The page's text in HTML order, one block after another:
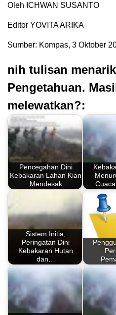
Oleh ICHWAN SUSANTO
Editor YOVITA ARIKA
Sumber: Kompas, 3 Oktober
nih tulisan
Pengetahuan.
melewatkan?:
Pencegahan Dini
Kebakaran Lahan Kian
Mendesak
Sistem Initia,
Peringatan Dini
Kebakaran Hutan
dan…